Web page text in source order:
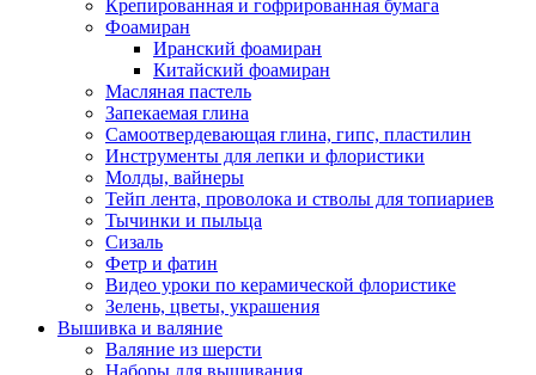
Крепированная и гофрированная бумага
Фоамиран
Иранский фоамиран
Китайский фоамиран
Масляная пастель
Запекаемая глина
Самоотвердевающая глина, гипс, пластилин
Инструменты для лепки и флористики
Молды, вайнеры
Тейп лента, проволока и стволы для топиариев
Тычинки и пыльца
Сизаль
Фетр и фатин
Видео уроки по керамической флористике
Зелень, цветы, украшения
Вышивка и валяние
Валяние из шерсти
Наборы для вышивания